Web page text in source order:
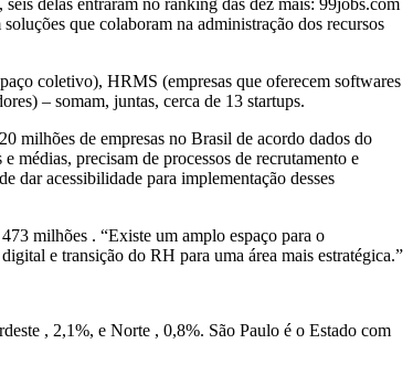
que colaboram na administração dos recursos
coletivo), HRMS (empresas que oferecem softwares
– somam, juntas, cerca de 13 startups.
milhões de empresas no Brasil de acordo dados do
médias, precisam de processos de recrutamento e
dar acessibilidade para implementação desses
milhões . “Existe um amplo espaço para o
e transição do RH para uma área mais estratégica.”
, 2,1%, e Norte , 0,8%. São Paulo é o Estado com